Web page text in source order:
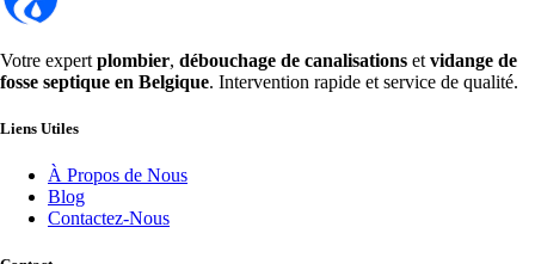
Votre expert plombier, débouchage de canalisations et vidange de
fosse septique en Belgique. Intervention rapide et service de qualité.
Liens Utiles
À Propos de Nous
Blog
Contactez-Nous